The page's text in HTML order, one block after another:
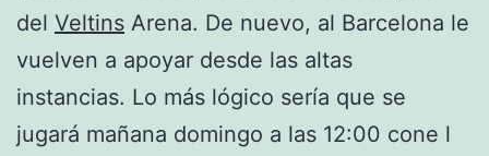
del Veltins Arena. De nuevo, al Barcelona le
vuelven a apoyar desde las altas
instancias. Lo más lógico sería que se
jugará mañana domingo a las 12:00 cone l